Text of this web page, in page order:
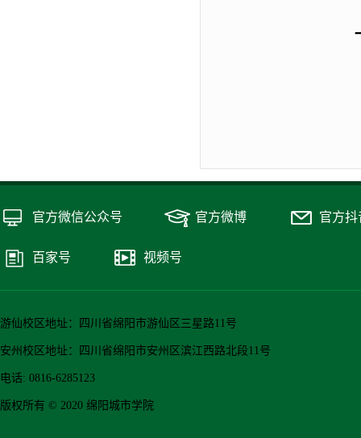
官方微信公众号 官方微博 官方抖
百家号 视频号
游仙校区地址：四川省绵阳市游仙区三星路11号
安州校区地址：四川省绵阳市安州区滨江西路北段11号
电话: 0816-6285123
版权所有 © 2020 绵阳城市学院